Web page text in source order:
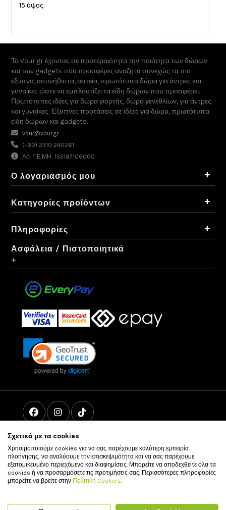
15 ύψος.
Το Vour.gr έχοντας σε προτεραιότητα την ποιότητα των δώρων
και των gadgets που προσφέρει, αναζητά συνεχώς τα πιο
έξυπνα, ασυνήθιστα, αστεία, πρωτότυπα δώρα για άντρες και
γυναίκες ώστε να εμπλουτίζει τα είδη δώρων που προσφέρει.
Πρωτότυπες ιδέες για δώρα γιορτής, δώρα γενεθλίων, για άντρες
και γυναίκες. Έξυπνες προτάσεις σε ιδέες για δώρα, πρωτότυπα
είδη δώρων και gadgets.
vour@vour.gr
(+30) 2310 240261
Αρ. Γ.Ε.ΜΗ: 132187106000
Ο λογαριασμός μου +
Κατηγορίες προϊόντων +
Πληροφορίες +
Ασφάλεια / Πιστοποιητικά
+
© 2011 - 2026 vour.gr All rights reserved
Σχετικά με τα cookies
Χρησιμοποιούμε cookies για να σας παρέχουμε καλύτερη εμπειρία
πλοήγησης, να αναλύουμε την επισκεψιμότητα και να σας παρέχουμε
εξατομικευμένο περιεχόμενο και διαφημίσεις. Μπορείτε να αποδεχθείτε όλα τα
cookies ή να προσαρμόσετε τις προτιμήσεις σας. Περισσότερες πληροφορίες
μπορείτε να βρείτε στην Πολιτική Cookies.